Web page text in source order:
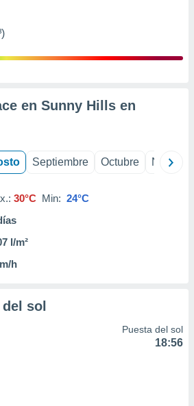
en Sunny Hills en
Septiembre Octubre
30°C Min: 24°C
l/m²
h
sol
Puesta del sol
18:56